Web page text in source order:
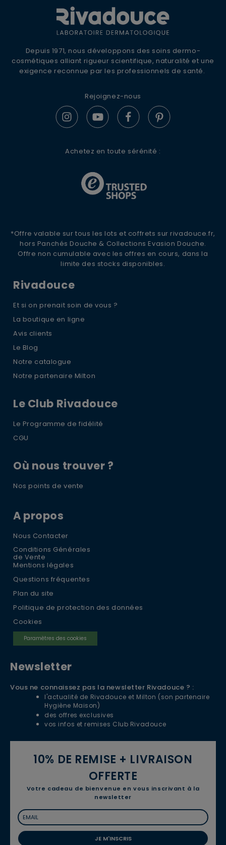
OFFRE DE BIENVENUE
10% DE REMISE +
LIVRAISON OFFERTE
Inscrivez-vous à la newsletter Rivadouce
pour recevoir nos conseils d'experts, nos
actualités et offres spéciales.
S'ABONNER
Depuis 1971, nous développons des soins dermo-
cosmétiques alliant rigueur scientifique, naturalité et une
exigence reconnue par les professionnels de santé.
Rejoignez-nous
Achetez en toute sérénité :
*Offre valable sur tous les lots et coffrets sur rivadouce.fr,
hors Panchés Douche & Collections Evasion Douche.
Offre non cumulable avec les offres en cours, dans la
limite des stocks disponibles.
Rivadouce
Et si on prenait soin de vous ?
La boutique en ligne
Avis clients
Le Blog
Notre catalogue
Notre partenaire Milton
Le Club Rivadouce
Le Programme de fidélité
CGU
Où nous trouver ?
Nos points de vente
A propos
Nous Contacter
Conditions Générales
de Vente
Mentions légales
Questions fréquentes
Plan du site
Politique de protection des données
Cookies
Paramètres des cookies
Newsletter
Vous ne connaissez pas la newsletter Rivadouce ? :
l'actualité de Rivadouce et Milton (son partenaire
Hygiène Maison)
des offres exclusives
vos infos et remises Club Rivadouce
10% DE REMISE + LIVRAISON
OFFERTE
Votre cadeau de bienvenue en vous inscrivant à la
newsletter
JE M'INSCRIS